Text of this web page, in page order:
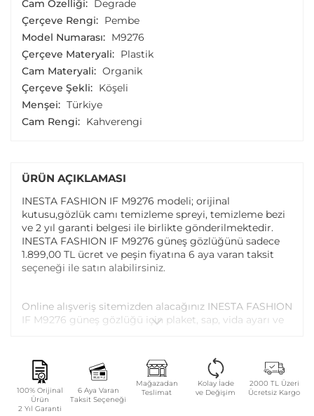
100% Orijinal
Ürün
2 Yıl Garanti
6 Aya Varan
Taksit Seçeneği
Mağazadan
Teslimat
Kolay İade
ve Değişim
2000 TL Üzeri
Ücretsiz Kargo
ÜRÜN AÇIKLAMASI
INESTA FASHION IF M9276 modeli; orijinal
kutusu,gözlük camı temizleme spreyi, temizleme bezi
ve 2 yıl garanti belgesi ile birlikte gönderilmektedir.
INESTA FASHION IF M9276 güneş gözlüğünü sadece
1.899,00 TL ücret ve peşin fiyatına 6 aya varan taksit
seçeneği ile satın alabilirsiniz.
Online alışveriş sitemizden alacağınız INESTA FASHION
IF M9276 güneş gözlüğü için plaket, sap, vida ayarı ve
Garanti kapsamı dışındaki parça değişim ve bakım
işlemleriniz ise parça ücreti karşılığında yapılmaktadır.
Cam Özelliği: Degrade
Çerçeve Rengi: Pembe
Model Numarası: M9276
Çerçeve Materyali: Plastik
Cam Materyali: Organik
Çerçeve Şekli: Köşeli
Menşei: Türkiye
Cam Rengi: Kahverengi